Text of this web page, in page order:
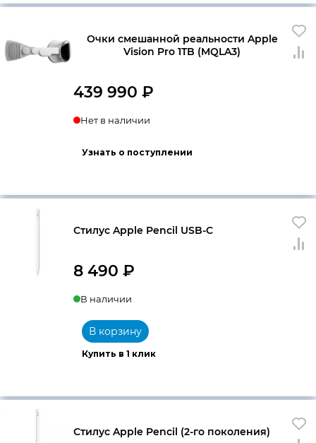
Очки смешанной реальности Apple
Vision Pro 1TB (MQLA3)
439 990 ₽
Нет в наличии
Узнать о поступлении
Стилус Apple Pencil USB-C
8 490 ₽
В наличии
Купить в 1 клик
В корзину
Стилус Apple Pencil (2-го поколения)